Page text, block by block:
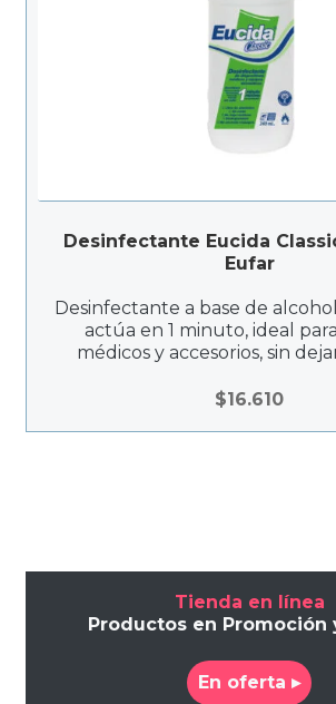
Desinfectante Eucida
Eufar
Desinfectante a base de
actúa en 1 minuto, ideal
médicos y accesorios, sin
$16.610
Tienda en línea
Productos en Promoción
En oferta ▸